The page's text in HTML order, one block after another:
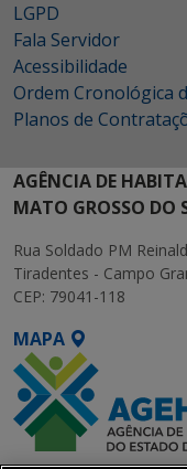
LGPD
Fala Servidor
Acessibilidade
Ordem Cronológica
Planos de
AGÊNCIA DE
MATO GROSSO DO
Rua Soldado PM
Tiradentes - Campo
CEP: 79041-118
MAPA